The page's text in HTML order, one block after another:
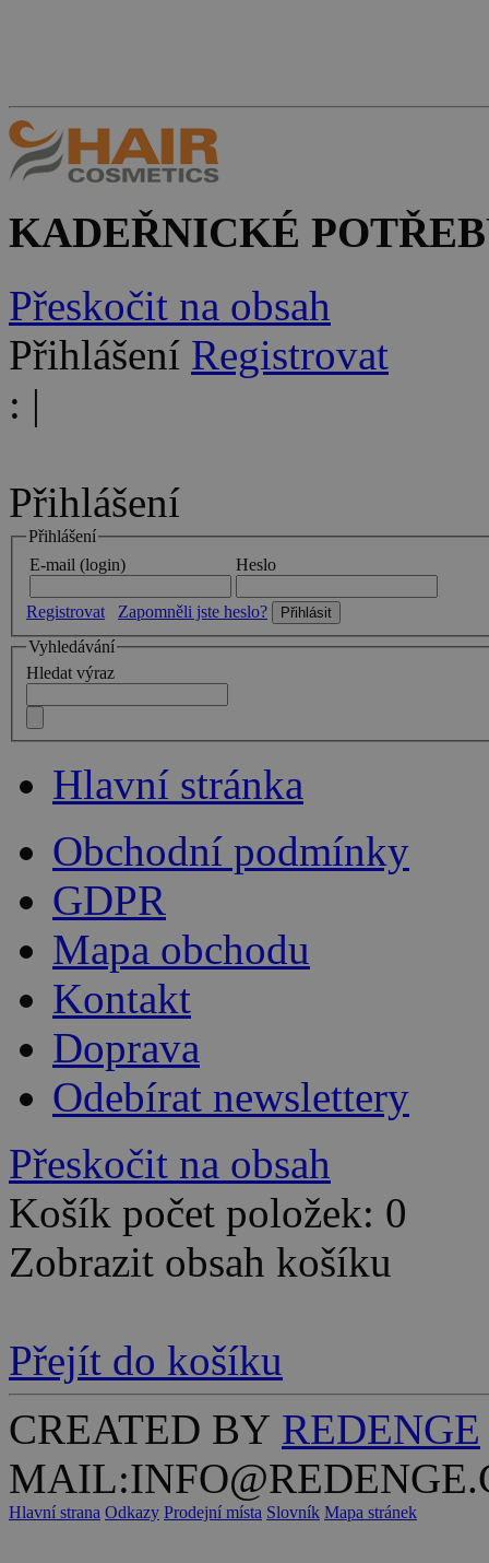
KADEŘNICKÉ
Přeskočit na obsah
Přihlášení Registrovat
: |
Přihlášení
Přihlášení
E-mail (login)
Heslo
Registrovat
Zapomněli jste heslo?
Vyhledávání
Hledat výraz
Hlavní stránka
Obchodní podmínky
GDPR
Mapa obchodu
Kontakt
Doprava
Odebírat newslettery
Přeskočit na obsah
Košík počet položek: 0
Zobrazit obsah košíku
Přejít do košíku
CREATED BY REDENGE
Hlavní strana Odkazy Prodejní místa Slovník Mapa stránek